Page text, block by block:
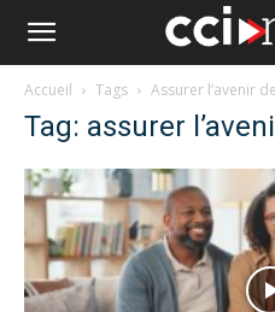
Accueil Tags Assurer l’avenir
Tag: assurer